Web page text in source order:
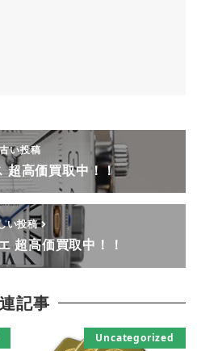
い投稿
超高価買取中！！
い投稿
超高価買取中！！
記事
Uncategorized